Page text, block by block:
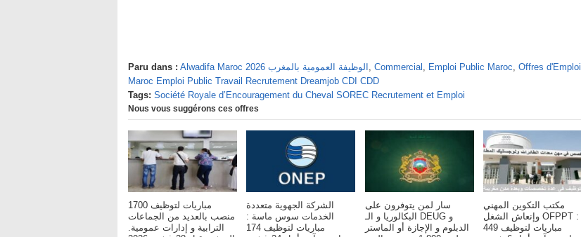
Paru dans : Alwadifa Maroc 2026 الوظيفة العمومية بالمغرب , Commercial , Emploi Public Maroc, Offres d'Emploi
Maroc Emploi Public Travail Recrutement Dreamjob CDI CDD
Tags: Société Royale d’Encouragement du Cheval SOREC Recrutement et Emploi
Nous vous suggérons ces offres
مباريات لتوظيف 1700
منصب بالعديد من الجماعات
الترابية و إدارات عمومية.
الشركة الجهوية متعددة
الخدمات سوس ماسة :
مباريات لتوظيف 174
سار لمن يتوفرون على
البكالوريا و الـ DEUG و
الدبلوم و الإجازة أو الماستر
مكتب التكوين المهني
وإنعاش الشغل OFPPT :
مباريات لتوظيف 449